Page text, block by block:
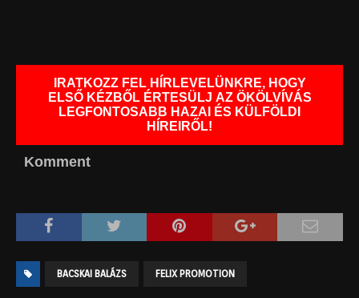
IRATKOZZ FEL HÍRLEVELÜNKRE, HOGY
ELSŐ KÉZBŐL ÉRTESÜLJ AZ ÖKÖLVÍVÁS
LEGFONTOSABB HAZAI ÉS KÜLFÖLDI
HÍREIRŐL!
Komment
BACSKAI BALÁZS FELIX PROMOTION